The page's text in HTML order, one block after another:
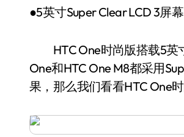
●5英寸Super Clear LCD 3屏幕
HTC One时尚版搭载5英寸
One和HTC One M8都采用
果，那么我们看看HTC One